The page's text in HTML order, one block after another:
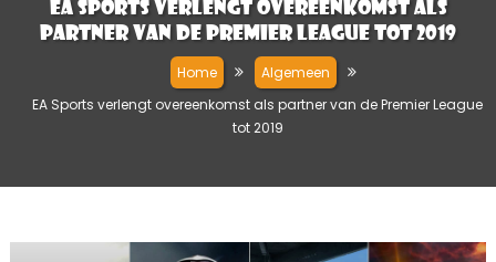
EA Sports verlengt overeenkomst als
partner van de Premier League tot 2019
Home
Algemeen
EA Sports verlengt overeenkomst als partner van de Premier League
tot 2019